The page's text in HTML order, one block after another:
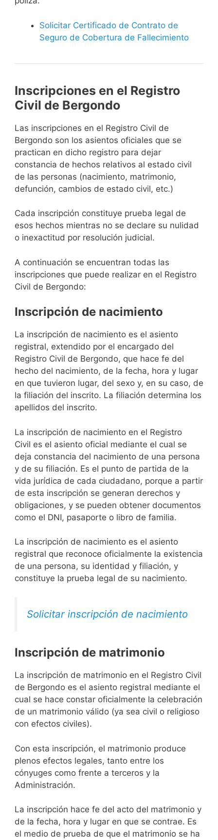
Solicitar Certificado de Contrato de
Seguro de Cobertura de Fallecimiento
Inscripciones en el Registro
Civil de Bergondo
Las inscripciones en el Registro Civil de
Bergondo son los asientos oficiales que se
practican en dicho registro para dejar
constancia de hechos relativos al estado civil
de las personas (nacimiento, matrimonio,
defunción, cambios de estado civil, etc.)
Cada inscripción constituye prueba legal de
esos hechos mientras no se declare su nulidad
o inexactitud por resolución judicial.
A continuación se encuentran todas las
inscripciones que puede realizar en el Registro
Civil de Bergondo:
Inscripción de nacimiento
La inscripción de nacimiento es el asiento
registral, extendido por el encargado del
Registro Civil de Bergondo, que hace fe del
hecho del nacimiento, de la fecha, hora y lugar
en que tuvieron lugar, del sexo y, en su caso, de
la filiación del inscrito. La filiación determina los
apellidos del inscrito.
La inscripción de nacimiento en el Registro
Civil es el asiento oficial mediante el cual se
deja constancia del nacimiento de una persona
y de su filiación. Es el punto de partida de la
vida jurídica de cada ciudadano, porque a partir
de esta inscripción se generan derechos y
obligaciones, y se pueden obtener documentos
como el DNI, pasaporte o libro de familia.
La inscripción de nacimiento es el asiento
registral que reconoce oficialmente la existencia
de una persona, su identidad y filiación, y
constituye la prueba legal de su nacimiento.
Solicitar inscripción de nacimiento
Inscripción de matrimonio
La inscripción de matrimonio en el Registro Civil
de Bergondo es el asiento registral mediante el
cual se hace constar oficialmente la celebración
de un matrimonio válido (ya sea civil o religioso
con efectos civiles).
Con esta inscripción, el matrimonio produce
plenos efectos legales, tanto entre los
cónyuges como frente a terceros y la
Administración.
La inscripción hace fe del acto del matrimonio y
de la fecha, hora y lugar en que se contrae. Es
el medio de prueba de que el matrimonio se ha